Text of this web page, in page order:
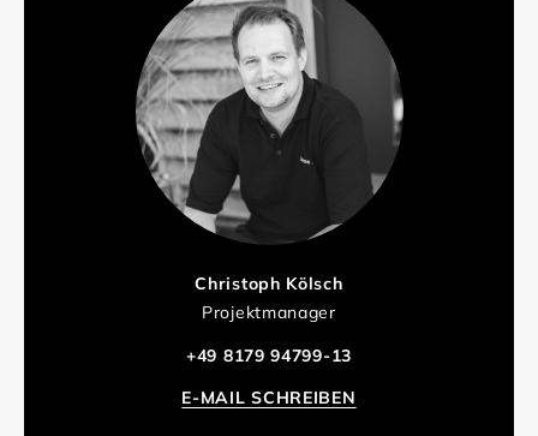
Christoph Kölsch
Projektmanager
+49 8179 94799-13
E-MAIL SCHREIBEN